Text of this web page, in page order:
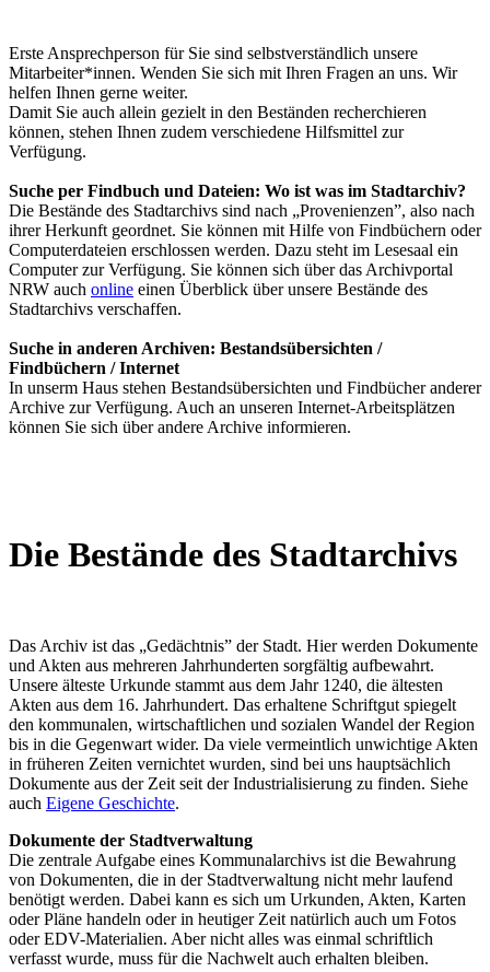
Erste Ansprechperson für Sie sind selbstverständlich unsere
Mitarbeiter*innen. Wenden Sie sich mit Ihren Fragen an uns. Wir
helfen Ihnen gerne weiter.
Damit Sie auch allein gezielt in den Beständen recherchieren
können, stehen Ihnen zudem verschiedene Hilfsmittel zur
Verfügung.
Suche per Findbuch und Dateien: Wo ist was im Stadtarchiv?
Die Bestände des Stadtarchivs sind nach „Provenienzen”, also nach
ihrer Herkunft geordnet. Sie können mit Hilfe von Findbüchern oder
Computerdateien erschlossen werden. Dazu steht im Lesesaal ein
Computer zur Verfügung. Sie können sich über das Archivportal
NRW auch online einen Überblick über unsere Bestände des
Stadtarchivs verschaffen.
Suche in anderen Archiven: Bestandsübersichten /
Findbüchern / Internet
In unserm Haus stehen Bestandsübersichten und Findbücher anderer
Archive zur Verfügung. Auch an unseren Internet-Arbeitsplätzen
können Sie sich über andere Archive informieren.
Die Bestände des Stadtarchivs
Das Archiv ist das „Gedächtnis” der Stadt. Hier werden Dokumente
und Akten aus mehreren Jahrhunderten sorgfältig aufbewahrt.
Unsere älteste Urkunde stammt aus dem Jahr 1240, die ältesten
Akten aus dem 16. Jahrhundert. Das erhaltene Schriftgut spiegelt
den kommunalen, wirtschaftlichen und sozialen Wandel der Region
bis in die Gegenwart wider. Da viele vermeintlich unwichtige Akten
in früheren Zeiten vernichtet wurden, sind bei uns hauptsächlich
Dokumente aus der Zeit seit der Industrialisierung zu finden. Siehe
auch Eigene Geschichte.
Dokumente der Stadtverwaltung
Die zentrale Aufgabe eines Kommunalarchivs ist die Bewahrung
von Dokumenten, die in der Stadtverwaltung nicht mehr laufend
benötigt werden. Dabei kann es sich um Urkunden, Akten, Karten
oder Pläne handeln oder in heutiger Zeit natürlich auch um Fotos
oder EDV-Materialien. Aber nicht alles was einmal schriftlich
verfasst wurde, muss für die Nachwelt auch erhalten bleiben.